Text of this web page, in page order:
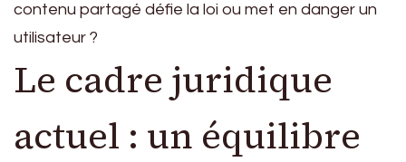
contenu partagé défie la loi ou met en danger un
utilisateur ?
Le cadre juridique
actuel : un équilibre